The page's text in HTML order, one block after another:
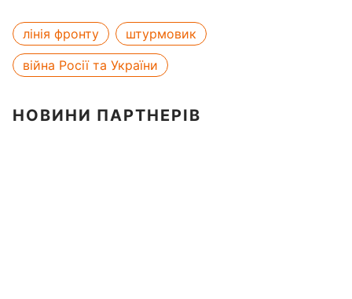
лінія фронту
штурмовик
війна Росії та України
НОВИНИ ПАРТНЕРІВ